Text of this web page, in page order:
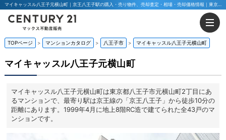
マイキャッスル八王子元横山町｜京王八王子駅の購入・売り物件、売却査定・相場・売却価格情報｜東京都八王子市元横山町2丁目のマンション情報｜マックス不動産販売 東京八王子店・東京荻窪店
TOPページ マンションカタログ 八王子市 マイキャッスル八王子元横山町
マイキャッスル八王子元横山町
マイキャッスル八王子元横山町は東京都八王子市元横山町2丁目にあ
るマンションで、最寄り駅は京王線の「京王八王子」から徒歩10分の
距離にあります。1999年4月に地上8階RC造で建てられた全43戸のマ
ンションです。